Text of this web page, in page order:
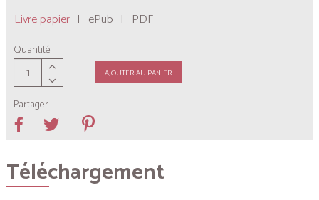
Livre papier | ePub | PDF
Quantité
AJOUTER AU PANIER
Partager
Téléchargement